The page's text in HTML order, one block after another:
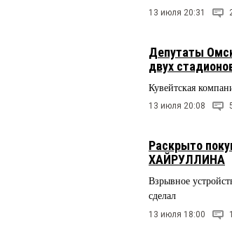
13 июля 20:31
Депутаты
двух
Кувейтская
13 июля 20:08
Раскрыто
ХАЙРУЛЛИНА
Взрывное
сделал
13 июля 18:00 1